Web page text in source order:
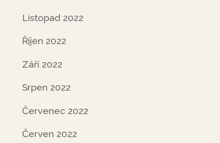
Listopad 2022
Říjen 2022
Září 2022
Srpen 2022
Červenec 2022
Červen 2022